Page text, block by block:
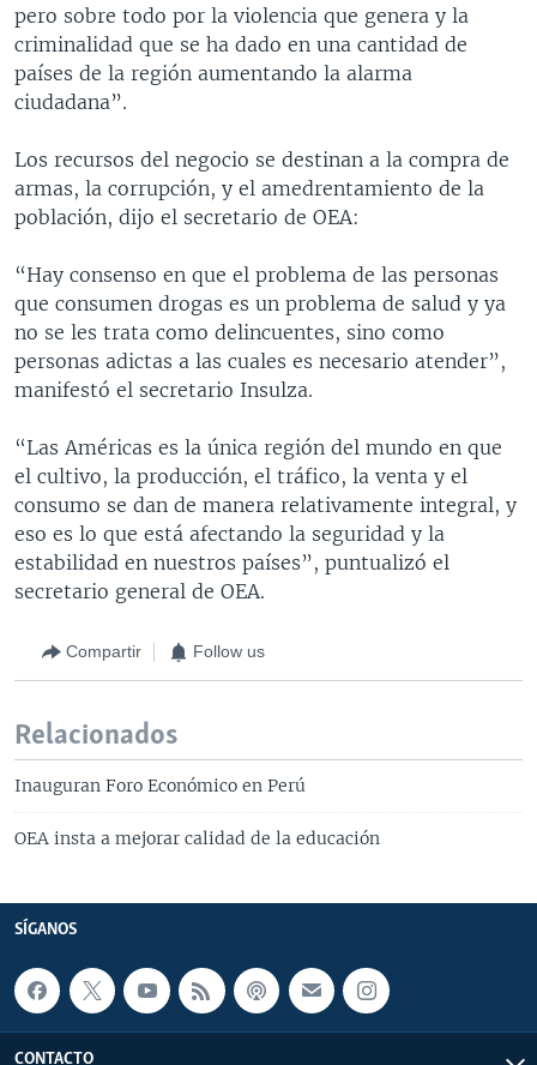
pero sobre todo por la violencia que genera y la
criminalidad que se ha dado en una cantidad de
países de la región aumentando la alarma
ciudadana”.
Los recursos del negocio se destinan a la compra de
armas, la corrupción, y el amedrentamiento de la
población, dijo el secretario de OEA:
“Hay consenso en que el problema de las personas
que consumen drogas es un problema de salud y ya
no se les trata como delincuentes, sino como
personas adictas a las cuales es necesario atender”,
manifestó el secretario Insulza.
“Las Américas es la única región del mundo en que
el cultivo, la producción, el tráfico, la venta y el
consumo se dan de manera relativamente integral, y
eso es lo que está afectando la seguridad y la
estabilidad en nuestros países”, puntualizó el
secretario general de OEA.
Compartir Follow us
Relacionados
Inauguran Foro Económico en Perú
OEA insta a mejorar calidad de la educación
SÍGANOS
CONTACTO